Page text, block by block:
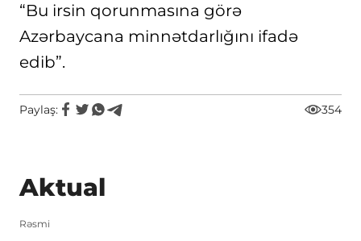
“Bu irsin qorunmasına görə
Azərbaycana minnətdarlığını ifadə
edib”.
Paylaş: 354
Aktual
Rəsmi